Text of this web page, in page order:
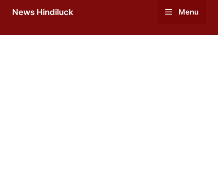
News Hindiluck Menu